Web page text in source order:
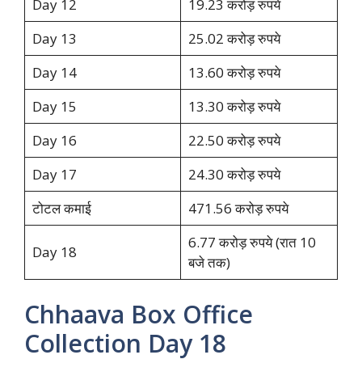
Day 12
19.23 करोड़ रुपये
Day 13
25.02 करोड़ रुपये
Day 14
13.60 करोड़ रुपये
Day 15
13.30 करोड़ रुपये
Day 16
22.50 करोड़ रुपये
Day 17
24.30 करोड़ रुपये
टोटल कमाई
471.56 करोड़ रुपये
Day 18
6.77 करोड़ रुपये (रात 10
बजे तक)
Chhaava Box Office
Collection Day 18